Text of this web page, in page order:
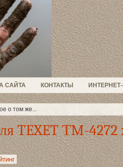
САЙТА КОНТАКТЫ
о том же...
TEXET ТM-4272